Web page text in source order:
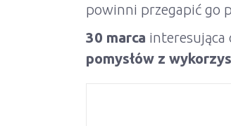
powinni przegapić go
30 marca interesująca
pomysłów z